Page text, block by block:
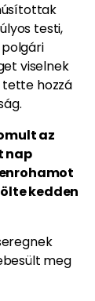
testi,
viselnek
hozzá
az
nap
kedden
meg